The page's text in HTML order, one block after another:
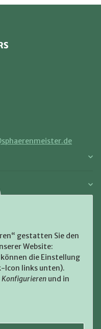
gestatten Sie den
Website:
können die Einstellung
Icon links unten).
Konfigurieren und in